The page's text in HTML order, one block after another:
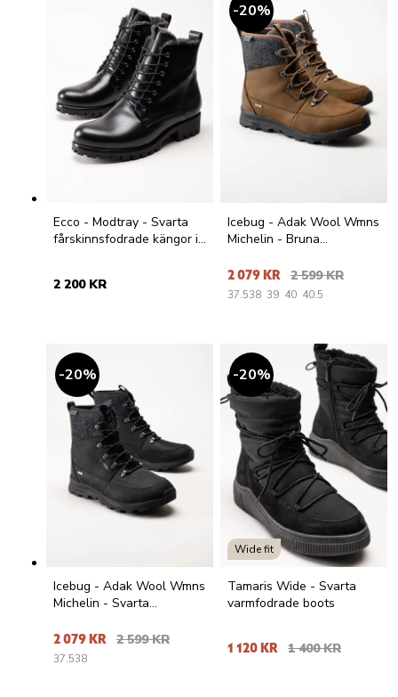
Ecco - Modtray - Svarta
fårskinnsfodrade kängor i
2 200 KR
20%
Icebug - Adak Wool Wmns
Michelin - Bruna
2 079 KR 2 599 KR
37.538 39 40 40.5
20%
Icebug - Adak Wool Wmns
Michelin - Svarta
2 079 KR 2 599 KR
37.538
20%
Wide fit
Tamaris Wide - Svarta
varmfodrade boots
1 120 KR 1 400 KR